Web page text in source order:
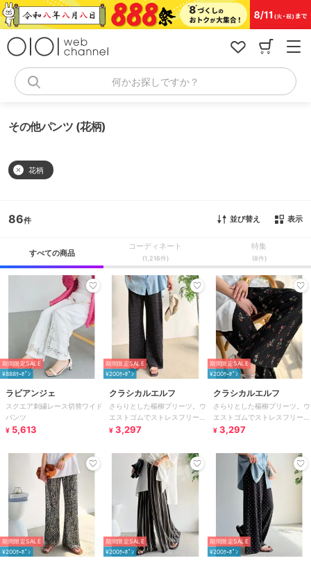
コ
ン
何かお探しですか？
その他パンツ (花柄)
花柄
86 並び替え 表示
すべての商品
コーディネート
(1,216件)
特集
(8件)
期間限定SALE
¥888ｸｰﾎﾟﾝ
ラビアンジェ
スクエア刺繍レース切替ワイド
パンツ
¥ 5,613
期間限定SALE
¥200ｸｰﾎﾟﾝ
クラシカルエルフ
さらりとした楊柳プリーツ。ウ
エストゴムでストレスフリーな
穿き心地。総柄楊柳プリーツパ
¥ 3,297
期間限定SALE
¥200ｸｰﾎﾟﾝ
クラシカルエルフ
さらりとした楊柳プリーツ。ウ
エストゴムでストレスフリーな
穿き心地。総柄楊柳プリーツパ
¥ 3,297
期間限定SALE
¥200ｸｰﾎﾟﾝ
期間限定SALE
¥200ｸｰﾎﾟﾝ
期間限定SALE
¥200ｸｰﾎﾟﾝ